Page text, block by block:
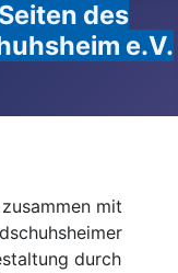
des
e.V.
mit
durch